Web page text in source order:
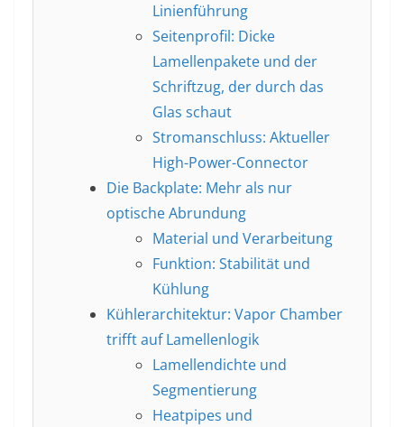
Linienführung
Seitenprofil: Dicke
Lamellenpakete und der
Schriftzug, der durch das
Glas schaut
Stromanschluss: Aktueller
High-Power-Connector
Die Backplate: Mehr als nur
optische Abrundung
Material und Verarbeitung
Funktion: Stabilität und
Kühlung
Kühlerarchitektur: Vapor Chamber
trifft auf Lamellenlogik
Lamellendichte und
Segmentierung
Heatpipes und